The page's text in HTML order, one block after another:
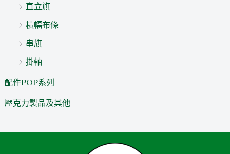
直立旗
橫幅布條
串旗
掛軸
配件POP系列
壓克力製品及其他